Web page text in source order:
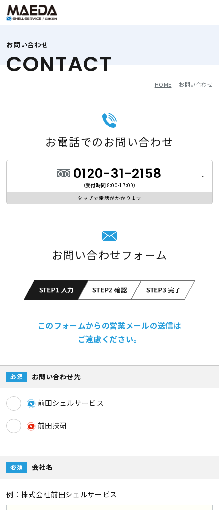
お問い合わせ
CONTACT
HOME お問い合わせ
お電話でのお問い合わせ
0120-31-2158
（受付時間 8:00-17:00）
タップで電話がかかります
お問い合わせフォーム
このフォームからの営業メールの送信は
ご遠慮ください。
必須 お問い合わせ先
前田シェルサービス
前田技研
必須 会社名
例：株式会社前田シェルサービス